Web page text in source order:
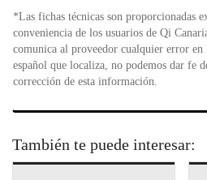
*Las fichas técnicas son proporcionadas
conveniencia de los usuarios de Qi
comunica al proveedor cualquier error
español que localiza, no podemos dar fe
corrección de esta información.
También te puede interesar: